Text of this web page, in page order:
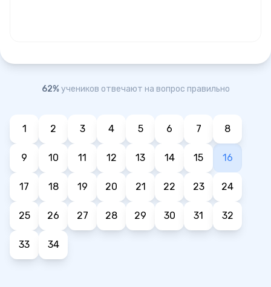
62%учеников отвечают на вопрос правильно
1 2 3 4 5 6 7 8
9 10 11 12 13 14 15 16
17 18 19 20 21 22 23 24
25 26 27 28 29 30 31 32
33 34